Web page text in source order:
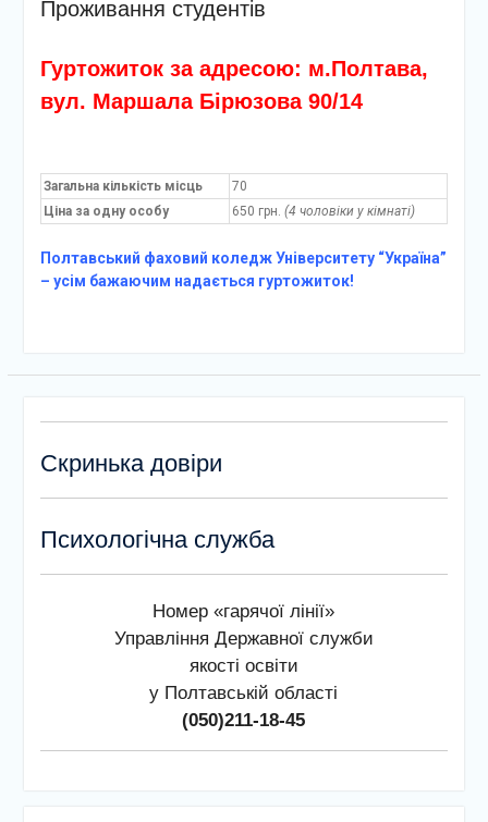
Полтавській області
інституту економіки і
права відбулося
засідання
регіональному відділенні
Всеукраїнської асоціації
громад
Проживання студентів
Гуртожиток за адресою: м.Полтава,
вул. Маршала Бірюзова 90/14
Загальна кількість місць
70
Ціна за одну особу
650 грн. (4 чоловіки у кімнаті)
Полтавський фаховий коледж Університету “Україна”
– усім бажаючим надається гуртожиток!
Скринька довіри
Психологічна служба
Номер «гарячої лінії»
Управління Державної служби
якості освіти
у Полтавській області
(050)211-18-45